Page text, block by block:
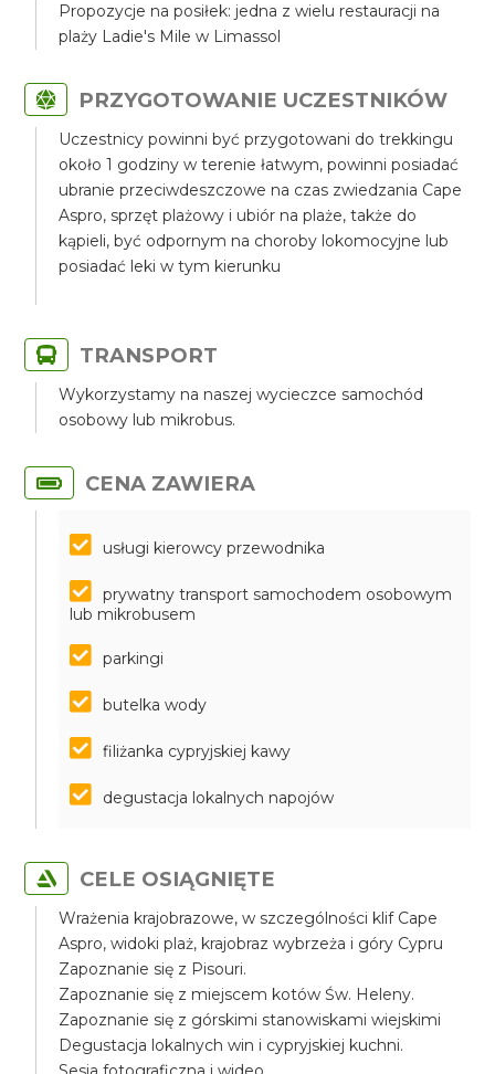
Propozycje na posiłek: jedna z wielu restauracji na
plaży Ladie's Mile w Limassol
PRZYGOTOWANIE UCZESTNIKÓW
Uczestnicy powinni być przygotowani do trekkingu
około 1 godziny w terenie łatwym, powinni posiadać
ubranie przeciwdeszczowe na czas zwiedzania Cape
Aspro, sprzęt plażowy i ubiór na plaże, także do
kąpieli, być odpornym na choroby lokomocyjne lub
posiadać leki w tym kierunku
TRANSPORT
Wykorzystamy na naszej wycieczce samochód
osobowy lub mikrobus.
CENA ZAWIERA
usługi kierowcy przewodnika
prywatny transport samochodem osobowym
lub mikrobusem
parkingi
butelka wody
filiżanka cypryjskiej kawy
degustacja lokalnych napojów
CELE OSIĄGNIĘTE
Wrażenia krajobrazowe, w szczególności klif Cape
Aspro, widoki plaż, krajobraz wybrzeża i góry Cypru
Zapoznanie się z Pisouri.
Zapoznanie się z miejscem kotów Św. Heleny.
Zapoznanie się z górskimi stanowiskami wiejskimi
Degustacja lokalnych win i cypryjskiej kuchni.